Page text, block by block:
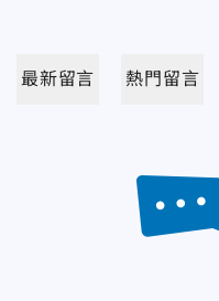
最新留言 熱門留言